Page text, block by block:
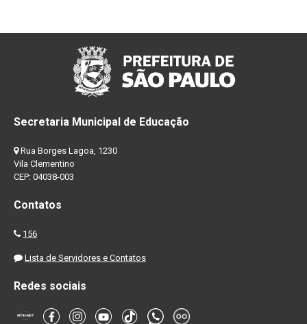
Secretaria Municipal de Educação
Rua Borges Lagoa, 1230
Vila Clementino
CEP: 04038-003
Contatos
156
Lista de Servidores e Contatos
Redes sociais